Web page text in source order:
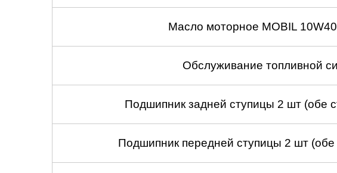
Масло моторное MOBIL
Обслуживание топливной
Подшипник задней ступицы 2 шт (обе
Подшипник передней ступицы 2 шт